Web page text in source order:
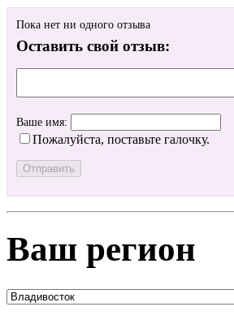
Пока нет ни одного отзыва
Оставить свой отзыв:
Ваше имя:
Пожалуйста, поставьте галочку.
Ваш регион